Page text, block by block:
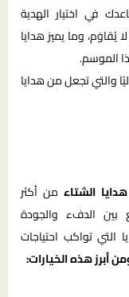
في اختيار الهدية
يُقاوَم، وما يميز هدايا
الموسم.
والتي تجعل من هدايا
هدايا الشتاء من أكثر
بين الدفء والجودة
تواكب احتياجات
أبرز هذه الخيارات: